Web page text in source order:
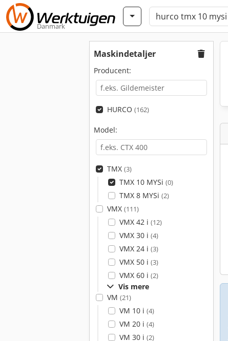
Danmark
Maskindetaljer
Producent:
HURCO (162)
Model:
TMX (3)
TMX 10 MYSi (0)
TMX 8 MYSi (2)
VMX (111)
VMX 42 i (12)
VMX 30 i (4)
VMX 24 i (3)
VMX 50 i (3)
VMX 60 i (2)
Vis mere
VM (21)
VM 10 i (4)
VM 20 i (4)
VM 30 i (2)